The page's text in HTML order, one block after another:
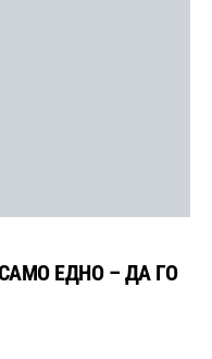
ЕДНО – ДА ГО